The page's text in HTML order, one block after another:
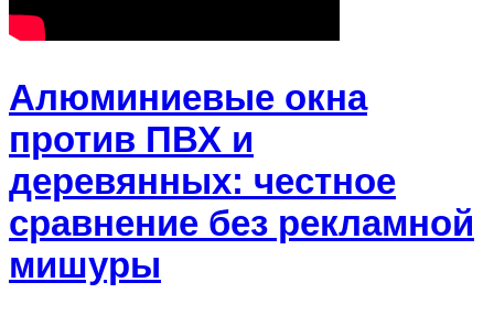
Алюминиевые окна
против ПВХ и
деревянных: честное
сравнение без рекламной
мишуры